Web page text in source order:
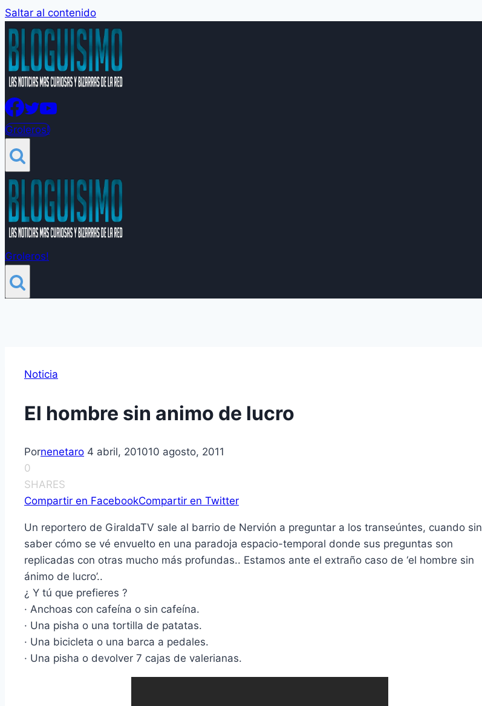
Saltar al contenido
Groleros!
Groleros!
Noticia
El hombre sin animo de lucro
Pornenetaro 4 abril, 201010 agosto, 2011
0
SHARES
Compartir en FacebookCompartir en Twitter
Un reportero de GiraldaTV sale al barrio de Nervión a preguntar a los transeúntes, cuando sin
saber cómo se vé envuelto en una paradoja espacio-temporal donde sus preguntas son
replicadas con otras mucho más profundas.. Estamos ante el extraño caso de ‘el hombre sin
ánimo de lucro’..
¿ Y tú que prefieres ?
· Anchoas con cafeí­na o sin cafeí­na.
· Una pisha o una tortilla de patatas.
· Una bicicleta o una barca a pedales.
· Una pisha o devolver 7 cajas de valerianas.